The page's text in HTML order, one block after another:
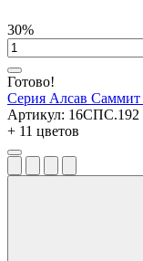
30%
Готово!
Серия Алсав Саммит
Артикул: 16СПС.192
+ 11 цветов